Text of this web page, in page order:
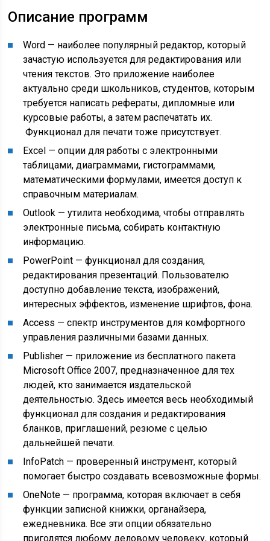
Описание программ
Word — наиболее популярный редактор, который
зачастую используется для редактирования или
чтения текстов. Это приложение наиболее
актуально среди школьников, студентов, которым
требуется написать рефераты, дипломные или
курсовые работы, а затем распечатать их.
Функционал для печати тоже присутствует.
Excel — опции для работы с электронными
таблицами, диаграммами, гистограммами,
математическими формулами, имеется доступ к
справочным материалам.
Outlook — утилита необходима, чтобы отправлять
электронные письма, собирать контактную
информацию.
PowerPoint — функционал для создания,
редактирования презентаций. Пользователю
доступно добавление текста, изображений,
интересных эффектов, изменение шрифтов, фона.
Access — спектр инструментов для комфортного
управления различными базами данных.
Publisher — приложение из бесплатного пакета
Microsoft Office 2007, предназначенное для тех
людей, кто занимается издательской
деятельностью. Здесь имеется весь необходимый
функционал для создания и редактирования
бланков, приглашений, резюме с целью
дальнейшей печати.
InfoPatch — проверенный инструмент, который
помогает быстро создавать всевозможные формы.
OneNote — программа, которая включает в себя
функции записной книжки, органайзера,
ежедневника. Все эти опции обязательно
пригодятся любому деловому человеку, который